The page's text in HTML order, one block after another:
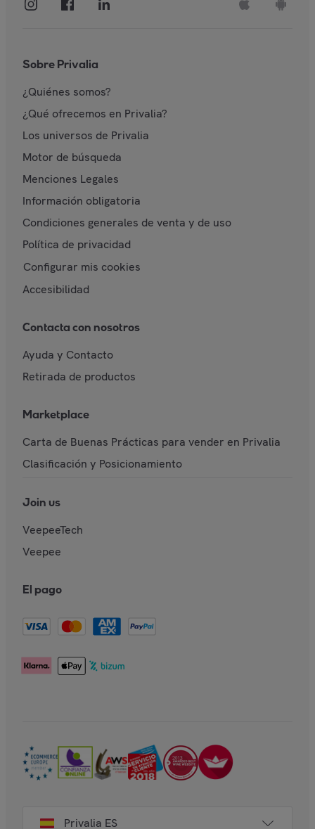
Sobre Privalia
¿Quiénes somos?
¿Qué ofrecemos en Privalia?
Los universos de Privalia
Motor de búsqueda
Menciones Legales
Información obligatoria
Condiciones generales de venta y de uso
Política de privacidad
Configurar mis cookies
Accesibilidad
Contacta con nosotros
Ayuda y Contacto
Retirada de productos
Marketplace
Carta de Buenas Prácticas para vender en Privalia
Clasificación y Posicionamiento
Join us
VeepeeTech
Veepee
El pago
Privalia ES